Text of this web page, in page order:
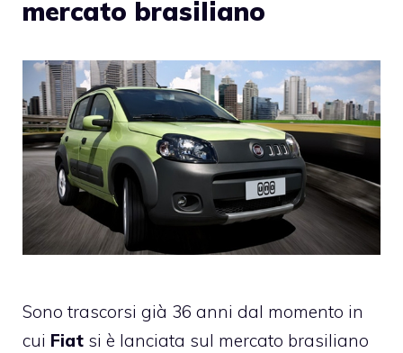
mercato brasiliano
Sono trascorsi già 36 anni dal momento in
cui Fiat si è lanciata sul mercato brasiliano